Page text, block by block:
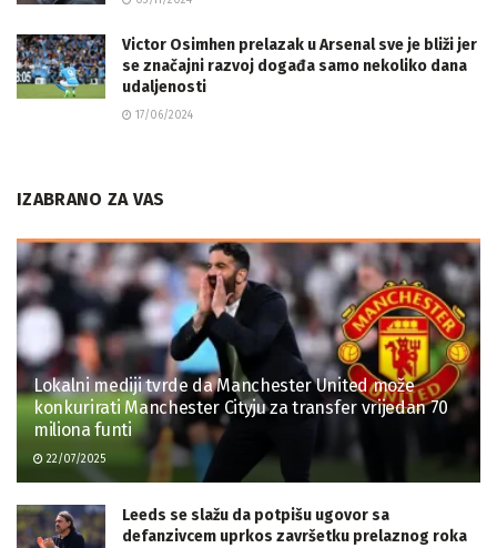
Victor Osimhen prelazak u Arsenal sve je bliži jer
se značajni razvoj događa samo nekoliko dana
udaljenosti
17/06/2024
IZABRANO ZA VAS
Lokalni mediji tvrde da Manchester United može
konkurirati Manchester Cityju za transfer vrijedan 70
miliona funti
22/07/2025
Leeds se slažu da potpišu ugovor sa
defanzivcem uprkos završetku prelaznog roka